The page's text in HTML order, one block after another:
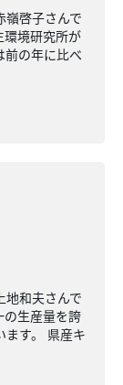
嶺啓子さんで
環境研究所が
前の年に比べ
地和夫さんで
の生産量を誇
ます。 県産キ